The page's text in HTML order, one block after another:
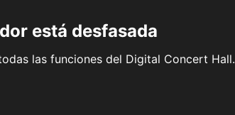
está desfasada
las funciones del Digital Concert Hall.